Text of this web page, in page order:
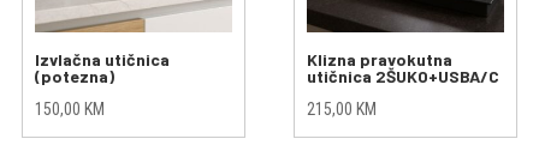
Izvlačna utičnica
(potezna)
150,00 KM
Klizna pravokutna
utičnica 2ŠUKO+USBA/C
215,00 KM